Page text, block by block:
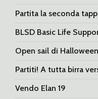
Partita la seconda
BLSD Basic Life
Open sail di Halloween
Partiti! A tutta birra
Vendo Elan 19